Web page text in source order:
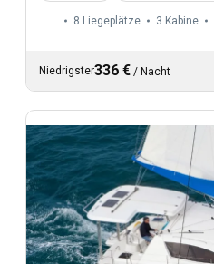
8 Liegeplätze 3 Kabine
Niedrigster336 € / Nacht